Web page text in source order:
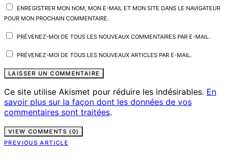
ENREGISTRER MON NOM, MON E-MAIL ET MON SITE DANS LE NAVIGATEUR
POUR MON PROCHAIN COMMENTAIRE.
PRÉVENEZ-MOI DE TOUS LES NOUVEAUX COMMENTAIRES PAR E-MAIL.
PRÉVENEZ-MOI DE TOUS LES NOUVEAUX ARTICLES PAR E-MAIL.
Ce site utilise Akismet pour réduire les indésirables. En
savoir plus sur la façon dont les données de vos
commentaires sont traitées.
VIEW COMMENTS (0)
PREVIOUS ARTICLE